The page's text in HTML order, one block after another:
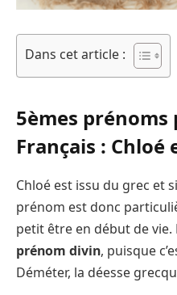
Dans cet article :
5èmes prénoms
Français : Chloé
Chloé est issu du grec et
prénom est donc
petit être en début de vie.
prénom divin, puisque
Déméter, la déesse